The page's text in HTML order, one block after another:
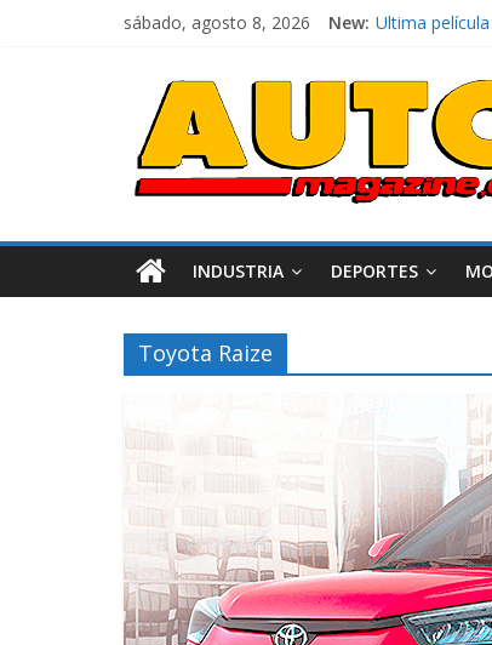
sábado, agosto 8, 2026 New: El costo de
¿Qué puede
La Vuelta al
La FEDAK
INDUSTRIA DEPORTES
Toyota Raize
Movilidad Varios
GM reafirma su
compromiso con movilidad
más segura y conectada
Movilidad
¿Qué
varios